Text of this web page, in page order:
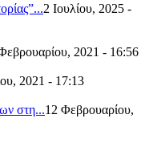
2 Ιουλίου, 2025 -
2021 - 16:56
2021 - 17:13
στη...12 Φεβρουαρίου,